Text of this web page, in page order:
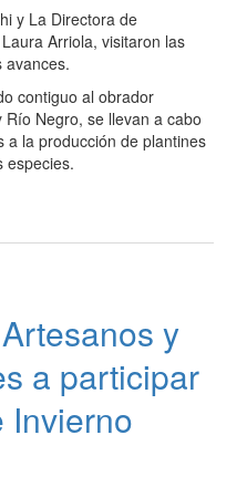
y La Directora de
Arriola, visitaron las
avances.
contiguo al obrador
Negro, se llevan a cabo
a la producción de plantines
especies.
y
a participar
Invierno